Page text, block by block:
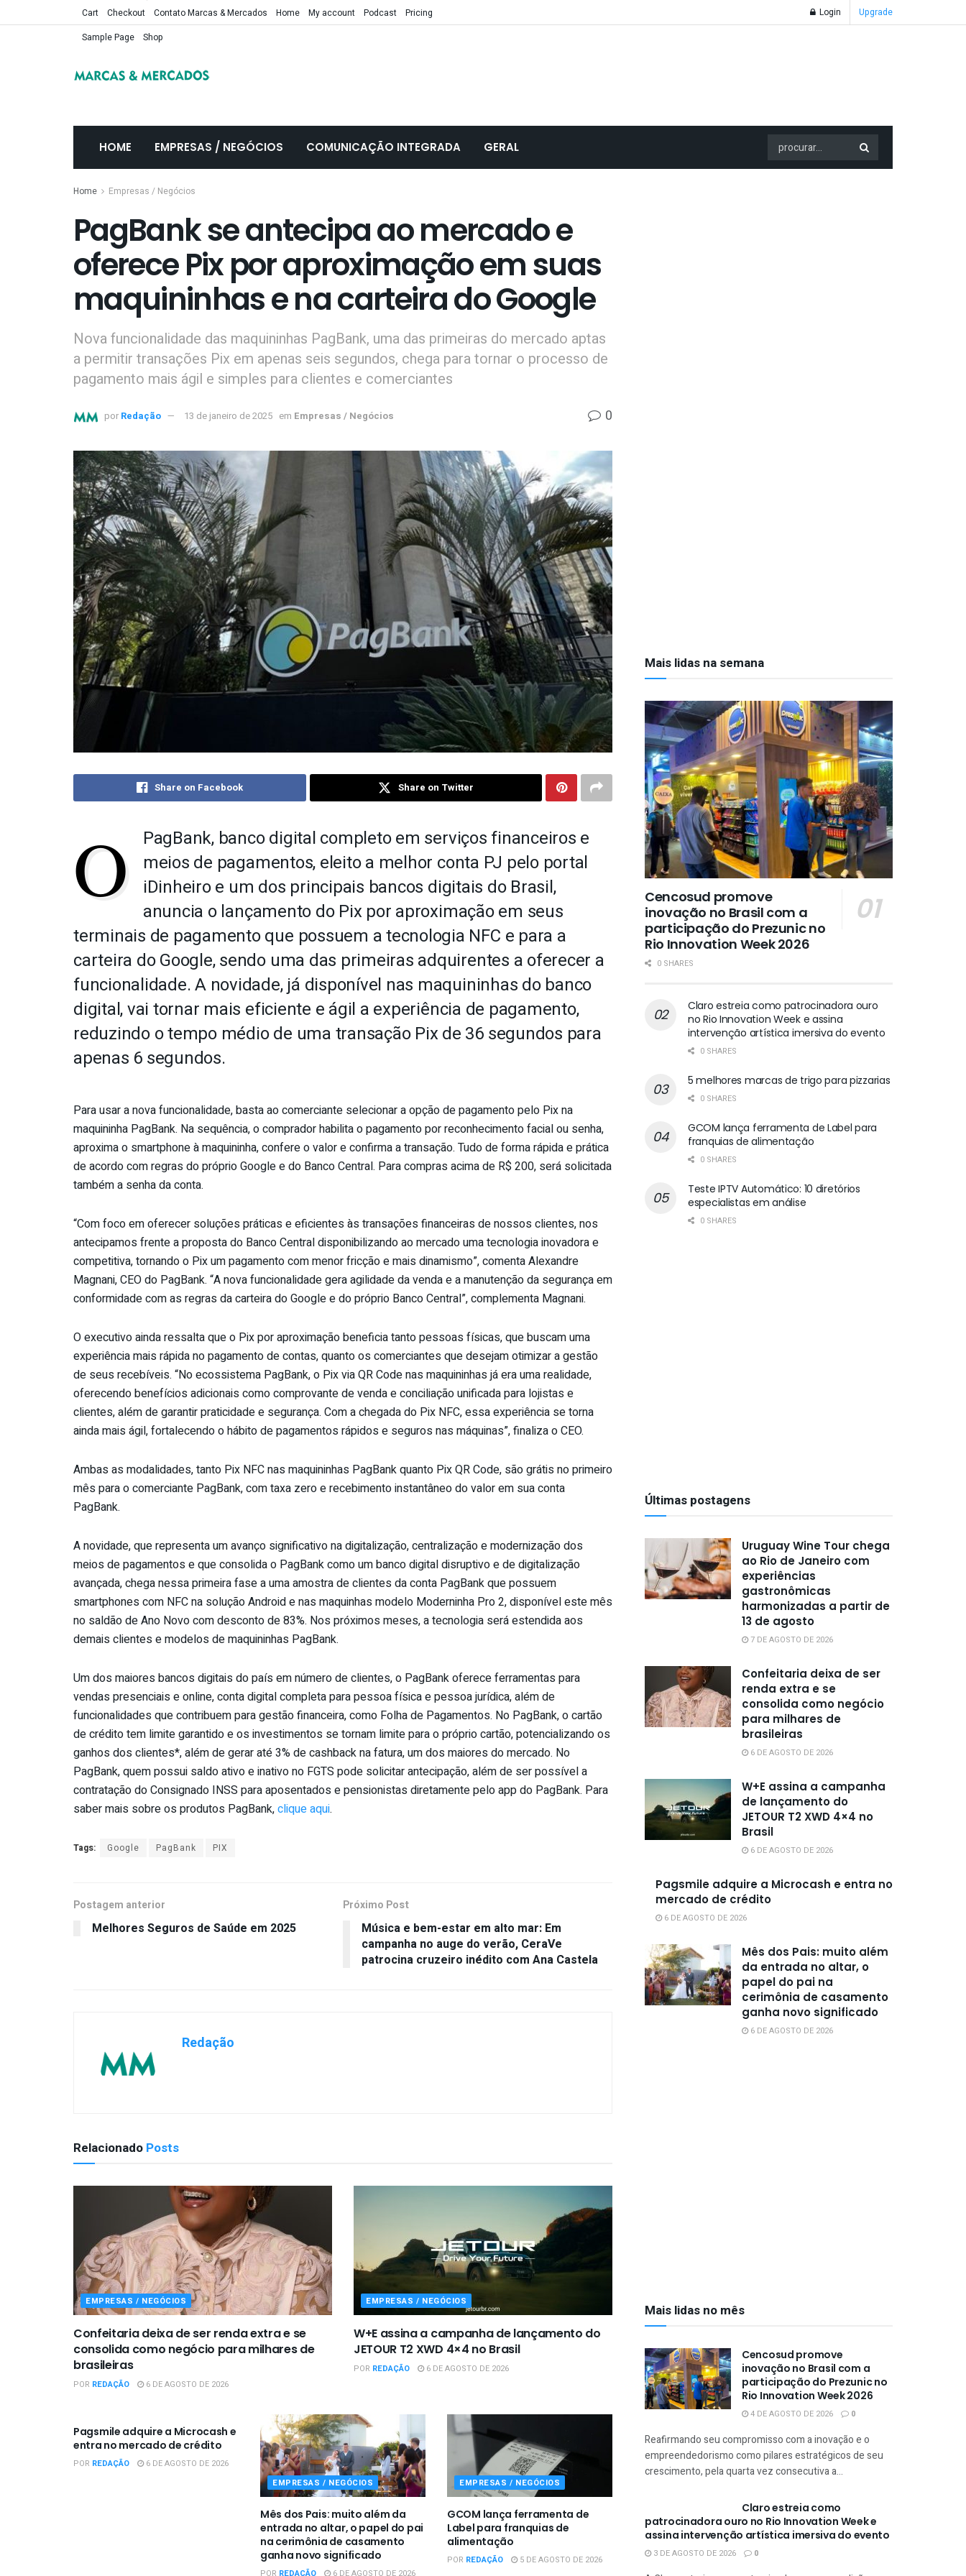
Cart Checkout Contato Marcas & Mercados Home My account Podcast
Pricing
Sample Page
Shop
Login Upgrade
HOME EMPRESAS / NEGÓCIOS COMUNICAÇÃO INTEGRADA GERAL
Home Empresas / Negócios
PagBank se antecipa ao mercado e
oferece Pix por aproximação em suas
maquininhas e na carteira do Google
Nova funcionalidade das maquininhas PagBank, uma das primeiras do mercado aptas
a permitir transações Pix em apenas seis segundos, chega para tornar o processo de
pagamento mais ágil e simples para clientes e comerciantes
por Redação 13 de janeiro de 2025 em Empresas / Negócios 0
Share on Facebook Share on Twitter
O
PagBank, banco digital completo em serviços financeiros e
meios de pagamentos, eleito a melhor conta PJ pelo portal
iDinheiro e um dos principais bancos digitais do Brasil,
anuncia o lançamento do Pix por aproximação em seus
terminais de pagamento que possuem a tecnologia NFC e para a
carteira do Google, sendo uma das primeiras adquirentes a oferecer a
funcionalidade. A novidade, já disponível nas maquininhas do banco
digital, vai tornar mais eficiente e ágil a experiência de pagamento,
reduzindo o tempo médio de uma transação Pix de 36 segundos para
apenas 6 segundos.
Para usar a nova funcionalidade, basta ao comerciante selecionar a opção de pagamento pelo Pix na
maquininha PagBank. Na sequência, o comprador habilita o pagamento por reconhecimento facial ou senha,
aproxima o smartphone à maquininha, confere o valor e confirma a transação. Tudo de forma rápida e prática
de acordo com regras do próprio Google e do Banco Central. Para compras acima de R$ 200, será solicitada
também a senha da conta.
“Com foco em oferecer soluções práticas e eficientes às transações financeiras de nossos clientes, nos
antecipamos frente a proposta do Banco Central disponibilizando ao mercado uma tecnologia inovadora e
competitiva, tornando o Pix um pagamento com menor fricção e mais dinamismo”, comenta Alexandre
Magnani, CEO do PagBank. “A nova funcionalidade gera agilidade da venda e a manutenção da segurança em
conformidade com as regras da carteira do Google e do próprio Banco Central”, complementa Magnani.
O executivo ainda ressalta que o Pix por aproximação beneficia tanto pessoas físicas, que buscam uma
experiência mais rápida no pagamento de contas, quanto os comerciantes que desejam otimizar a gestão
de seus recebíveis. “No ecossistema PagBank, o Pix via QR Code nas maquininhas já era uma realidade,
oferecendo benefícios adicionais como comprovante de venda e conciliação unificada para lojistas e
clientes, além de garantir praticidade e segurança. Com a chegada do Pix NFC, essa experiência se torna
ainda mais ágil, fortalecendo o hábito de pagamentos rápidos e seguros nas máquinas”, finaliza o CEO.
Ambas as modalidades, tanto Pix NFC nas maquininhas PagBank quanto Pix QR Code, são grátis no primeiro
mês para o comerciante PagBank, com taxa zero e recebimento instantâneo do valor em sua conta
PagBank.
A novidade, que representa um avanço significativo na digitalização, centralização e modernização dos
meios de pagamentos e que consolida o PagBank como um banco digital disruptivo e de digitalização
avançada, chega nessa primeira fase a uma amostra de clientes da conta PagBank que possuem
smartphones com NFC na solução Android e nas maquinhas modelo Moderninha Pro 2, disponível este mês
no saldão de Ano Novo com desconto de 83%. Nos próximos meses, a tecnologia será estendida aos
demais clientes e modelos de maquininhas PagBank.
Um dos maiores bancos digitais do país em número de clientes, o PagBank oferece ferramentas para
vendas presenciais e online, conta digital completa para pessoa física e pessoa jurídica, além de
funcionalidades que contribuem para gestão financeira, como Folha de Pagamentos. No PagBank, o cartão
de crédito tem limite garantido e os investimentos se tornam limite para o próprio cartão, potencializando os
ganhos dos clientes*, além de gerar até 3% de cashback na fatura, um dos maiores do mercado. No
PagBank, quem possui saldo ativo e inativo no FGTS pode solicitar antecipação, além de ser possível a
contratação do Consignado INSS para aposentados e pensionistas diretamente pelo app do PagBank. Para
saber mais sobre os produtos PagBank,clique aqui.
Tags: Google PagBank PIX
Postagem anterior
Melhores Seguros de Saúde em 2025
Próximo Post
Música e bem-estar em alto mar: Em
campanha no auge do verão, CeraVe
patrocina cruzeiro inédito com Ana Castela
Redação
Relacionado Posts
EMPRESAS / NEGÓCIOS
Confeitaria deixa de ser renda extra e se
consolida como negócio para milhares de
brasileiras
POR REDAÇÃO 6 DE AGOSTO DE 2026
EMPRESAS / NEGÓCIOS
W+E assina a campanha de lançamento do
JETOUR T2 XWD 4×4 no Brasil
POR REDAÇÃO 6 DE AGOSTO DE 2026
Pagsmile adquire a Microcash e
entra no mercado de crédito
POR REDAÇÃO
6 DE AGOSTO DE 2026
EMPRESAS / NEGÓCIOS
Mês dos Pais: muito além da
entrada no altar, o papel do pai
na cerimônia de casamento
ganha novo significado
POR REDAÇÃO 6 DE AGOSTO DE 2026
EMPRESAS / NEGÓCIOS
GCOM lança ferramenta de
Label para franquias de
alimentação
POR REDAÇÃO 5 DE AGOSTO DE 2026
Mais lidas na semana
Cencosud promove
inovação no Brasil com a
participação do Prezunic no
Rio Innovation Week 2026
0 SHARES
Claro estreia como patrocinadora ouro
no Rio Innovation Week e assina
intervenção artística imersiva do evento
0 SHARES
5 melhores marcas de trigo para pizzarias
0 SHARES
GCOM lança ferramenta de Label para
franquias de alimentação
0 SHARES
Teste IPTV Automático: 10 diretórios
especialistas em análise
0 SHARES
Últimas postagens
Uruguay Wine Tour chega
ao Rio de Janeiro com
experiências
gastronômicas
harmonizadas a partir de
13 de agosto
7 DE AGOSTO DE 2026
Confeitaria deixa de ser
renda extra e se
consolida como negócio
para milhares de
brasileiras
6 DE AGOSTO DE 2026
W+E assina a campanha
de lançamento do
JETOUR T2 XWD 4×4 no
Brasil
6 DE AGOSTO DE 2026
Pagsmile adquire a Microcash e entra no
mercado de crédito
6 DE AGOSTO DE 2026
Mês dos Pais: muito além
da entrada no altar, o
papel do pai na
cerimônia de casamento
ganha novo significado
6 DE AGOSTO DE 2026
Mais lidas no mês
Cencosud promove
inovação no Brasil com a
participação do Prezunic no
Rio Innovation Week 2026
4 DE AGOSTO DE 2026 0
Reafirmando seu compromisso com a inovação e o
empreendedorismo como pilares estratégicos de seu
crescimento, pela quarta vez consecutiva a...
Claro estreia como
patrocinadora ouro no Rio Innovation Week e
assina intervenção artística imersiva do evento
3 DE AGOSTO DE 2026 0